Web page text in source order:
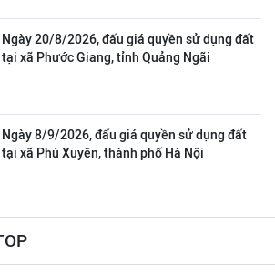
Ngày 20/8/2026, đấu giá quyền sử dụng đất
tại xã Phước Giang, tỉnh Quảng Ngãi
Ngày 8/9/2026, đấu giá quyền sử dụng đất
tại xã Phú Xuyên, thành phố Hà Nội